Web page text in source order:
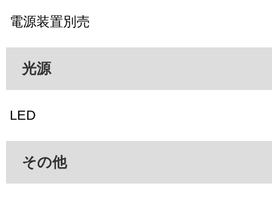
電源装置別売
光源
LED
その他